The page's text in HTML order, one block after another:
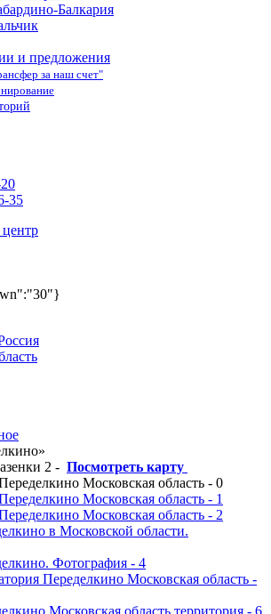
Балкария
и предложения
за наш счет"
35
2 - Посмотреть карту